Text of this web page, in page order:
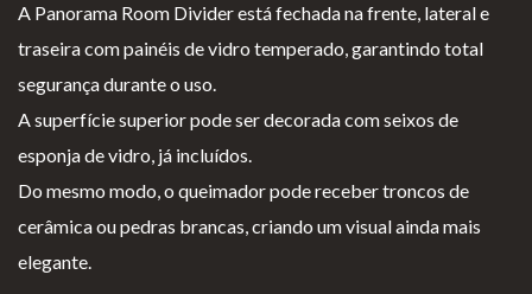
A Panorama Room Divider está fechada na frente, lateral e
traseira com painéis de vidro temperado, garantindo total
segurança durante o uso.
A superfície superior pode ser decorada com seixos de
esponja de vidro, já incluídos.
Do mesmo modo, o queimador pode receber troncos de
cerâmica ou pedras brancas, criando um visual ainda mais
elegante.